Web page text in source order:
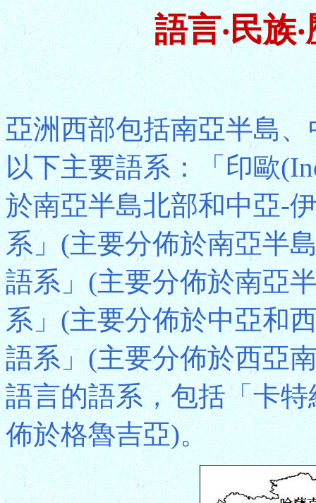
語言‧民族
亞洲西部包括南亞半島
以下主要語系：「印歐
於南亞半島北部和中亞-
系」(主要分佈於南亞半
語系」(主要分佈於南亞
系」(主要分佈於中亞和
語系」(主要分佈於西亞
語言的語系，包括「卡
佈於格魯吉亞)。